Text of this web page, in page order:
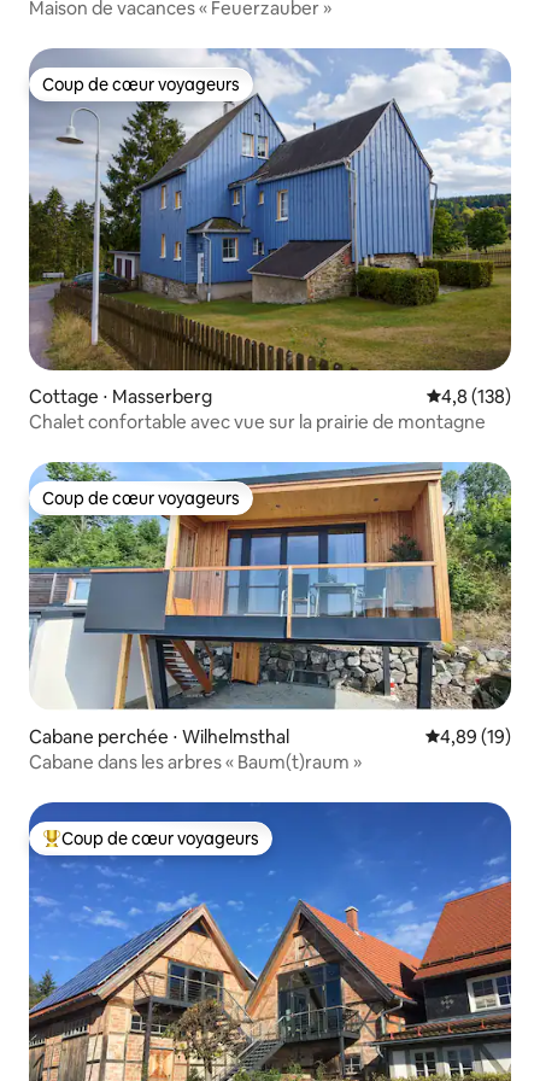
Maison de vacances « Feuerzauber »
Coup de cœur voyageurs
Coup de cœur voyageurs
Cottage ⋅ Masserberg Évaluation
4,8 (138)
Chalet confortable avec vue sur la prairie de montagne
Coup de cœur voyageurs
Coup de cœur voyageurs
Cabane perchée ⋅ Wilhelmsthal Évaluation
4,89 (19)
Cabane dans les arbres « Baum(t)raum »
Coups de cœur voyageurs les plus appréciés
Coup de cœur voyageurs